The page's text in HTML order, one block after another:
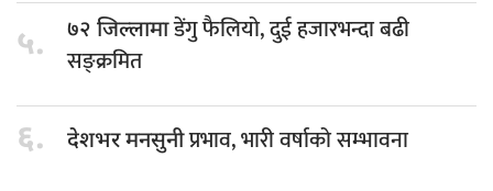
५. ७२ जिल्लामाडेंगु फैलियो, दुई हजारभन्दा बढी
सङ्क्रमित
६. देशभर मनसुनीप्रभाव, भारी वर्षाको सम्भावना